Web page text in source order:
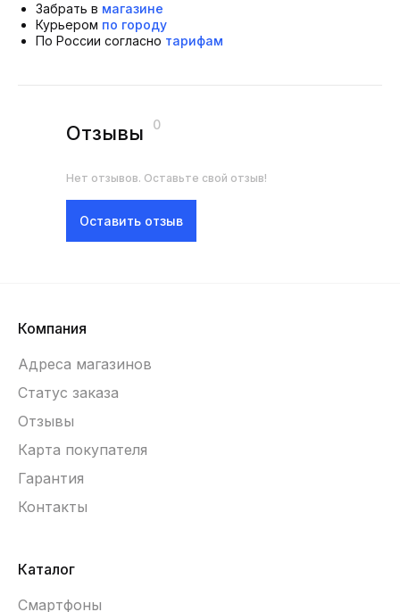
Забрать в магазине
Курьером по городу
По России согласно тарифам
Отзывы 0
Нет отзывов. Оставьте свой отзыв!
Оставить отзыв
Компания
Адреса магазинов
Статус заказа
Отзывы
Карта покупателя
Гарантия
Контакты
Каталог
Смартфоны